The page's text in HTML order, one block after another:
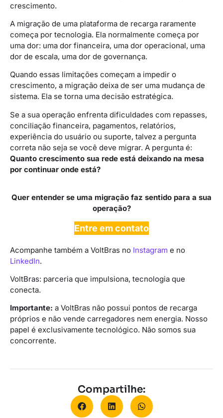
crescimento.
A migração de uma plataforma de recarga raramente
começa por tecnologia. Ela normalmente começa por
uma dor: uma dor financeira, uma dor operacional, uma
dor de escala, uma dor de governança.
Quando essas limitações começam a impedir o
crescimento, a migração deixa de ser uma mudança de
sistema. Ela se torna uma decisão estratégica.
Se a sua operação enfrenta dificuldades com repasses,
conciliação financeira, pagamentos, relatórios,
experiência do usuário ou suporte, talvez a pergunta
correta não seja se você deve migrar. A pergunta é:
Quanto crescimento sua rede está deixando na mesa
por continuar onde está?
Quer entender se uma migração faz sentido para a sua
operação?
Entre em contato
Acompanhe também a VoltBras no Instagram e no
LinkedIn.
VoltBras: parceria que impulsiona, tecnologia que
conecta.
Importante: a VoltBras não possui pontos de recarga
próprios e não vende carregadores nem energia. Nosso
papel é exclusivamente tecnológico. Não somos sua
concorrente.
Compartilhe: